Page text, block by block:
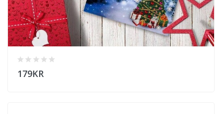
179KR